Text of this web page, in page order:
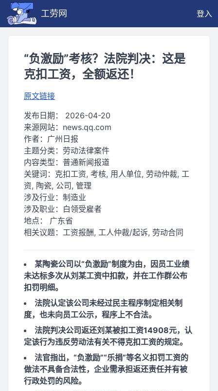
工劳网 登入
“负激励”考核？法院判决：这是
克扣工资，全额返还！
原文链接
发布日期： 2026-04-20
来源网站： news.qq.com
作者： 广州日报
主题分类： 劳动法律案件
内容类型： 普通新闻报道
关键词： 克扣工资, 考核, 用人单位, 劳动仲裁, 工
资, 陶瓷, 公司, 管理
涉及行业： 制造业
涉及职业： 白领受雇者
地点： 广东省
相关议题： 工资报酬, 工人仲裁/起诉, 劳动合同
某陶瓷公司以“负激励”制度为由，因员工业绩
未达标多次从刘某工资中扣款，并在工作群公布
扣罚明细。
法院认定该公司未经过民主程序制定相关制
度，也未向员工公示，程序上不合法。
法院判决公司返还刘某被扣工资14908元，认
定该行为违反劳动法有关不得克扣工资的规定。
法官指出，“负激励”“乐捐”等名义扣罚工资的
做法不具备合法性，企业需承担返还责任并有被
行政处罚的风险。